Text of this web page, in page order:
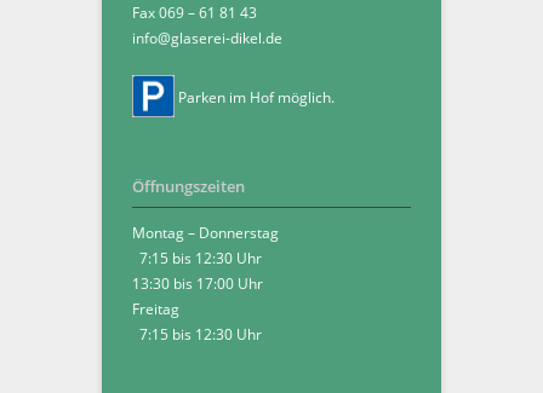
Fax 069 – 61 81 43
info@glaserei-dikel.de
Parken im Hof möglich.
Öffnungszeiten
Montag – Donnerstag
7:15 bis 12:30 Uhr
13:30 bis 17:00 Uhr
Freitag
7:15 bis 12:30 Uhr